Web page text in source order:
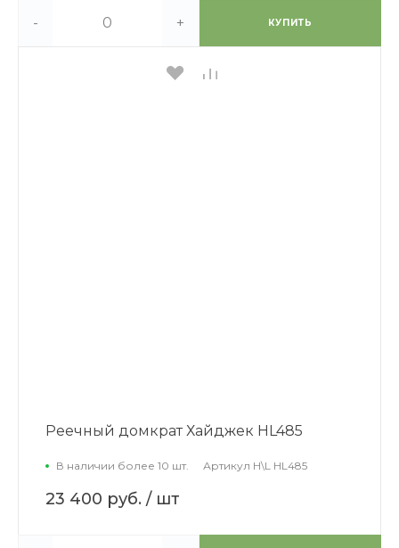
- + КУПИТЬ
Реечный домкрат Хайджек HL485
В наличии более 10 шт. Артикул H\L HL485
23 400 руб. / шт